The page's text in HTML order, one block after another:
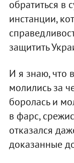
обратиться в
инстанции,
защитить
И я знаю, что
молились за
боролась и
в фарс,
отказался
доказанные